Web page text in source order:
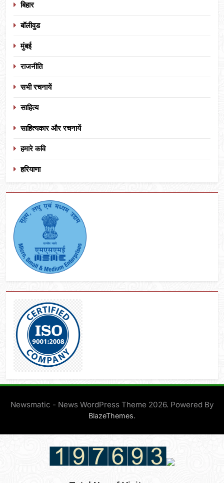
बिहार
बॉलीवुड
मुंबई
राजनीति
सभी रचनायें
साहित्य
साहित्यकार और रचनायें
हमारे कवि
हरियाणा
Newsmatic - News WordPress Theme 2026. Powered By
BlazeThemes.